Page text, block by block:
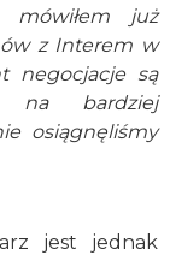
mówiłem już
z Interem w
negocjacje są
na bardziej
osiągnęliśmy
jest jednak